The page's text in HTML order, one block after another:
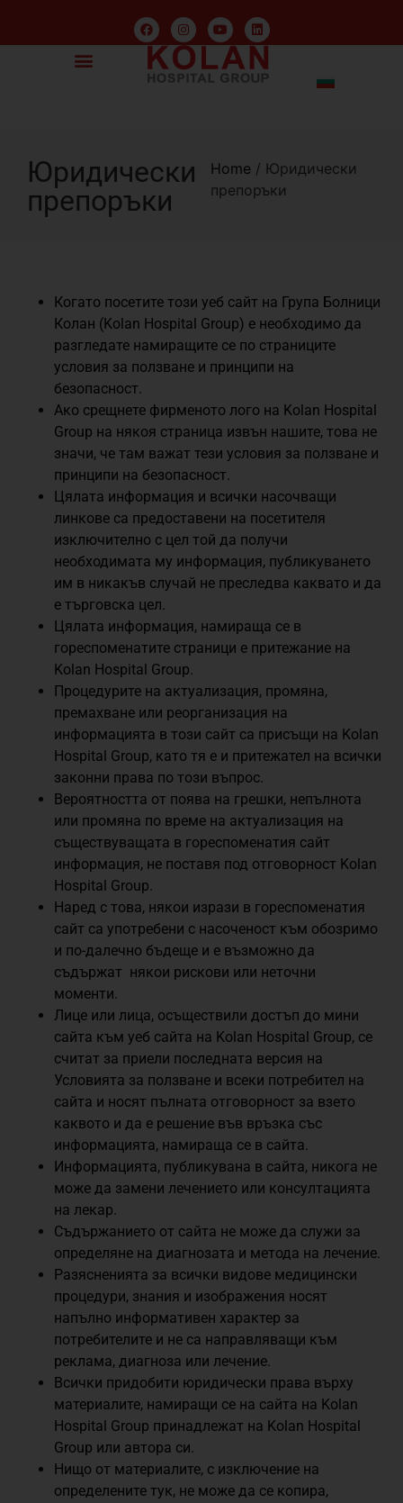
Юридически
препоръки
Home / Юридически
препоръки
Когато посетите този уеб сайт на Група Болници
Колан (Kolan Hospital Group) е необходимо да
разгледате намиращите се по страниците
условия за ползване и принципи на
безопасност.
Ако срещнете фирменото лого на Kolan Hospital
Group на някоя страница извън нашите, това не
значи, че там важат тези условия за ползване и
принципи на безопасност.
Цялата информация и всички насочващи
линкове са предоставени на посетителя
изключително с цел той да получи
необходимата му информация, публикуването
им в никакъв случай не преследва каквато и да
е търговска цел.
Цялата информация, намираща се в
гореспоменатите страници е притежание на
Kolan Hospital Group.
Процедурите на актуализация, промяна,
премахване или реорганизация на
информацията в този сайт са присъщи на Kolan
Hospital Group, като тя е и притежател на всички
законни права по този въпрос.
Вероятността от поява на грешки, непълнота
или промяна по време на актуализация на
съществуващата в гореспоменатия сайт
информация, не поставя под отговорност Kolan
Hospital Group.
Наред с това, някои изрази в гореспоменатия
сайт са употребени с насоченост към обозримо
и по-далечно бъдеще и е възможно да
съдържат някои рискови или неточни
моменти.
Лице или лица, осъществили достъп до мини
сайта към уеб сайта на Kolan Hospital Group, се
считат за приели последната версия на
Условията за ползване и всеки потребител на
сайта и носят пълната отговорност за взето
каквото и да е решение във връзка със
информацията, намираща се в сайта.
Информацията, публикувана в сайта, никога не
може да замени лечението или консултацията
на лекар.
Съдържанието от сайта не може да служи за
определяне на диагнозата и метода на лечение.
Разясненията за всички видове медицински
процедури, знания и изображения носят
напълно информативен характер за
потребителите и не са направляващи към
реклама, диагноза или лечение.
Всички придобити юридически права върху
материалите, намиращи се на сайта на Kolan
Hospital Group принадлежат на Kolan Hospital
Group или автора си.
Нищо от материалите, с изключение на
определените тук, не може да се копира,